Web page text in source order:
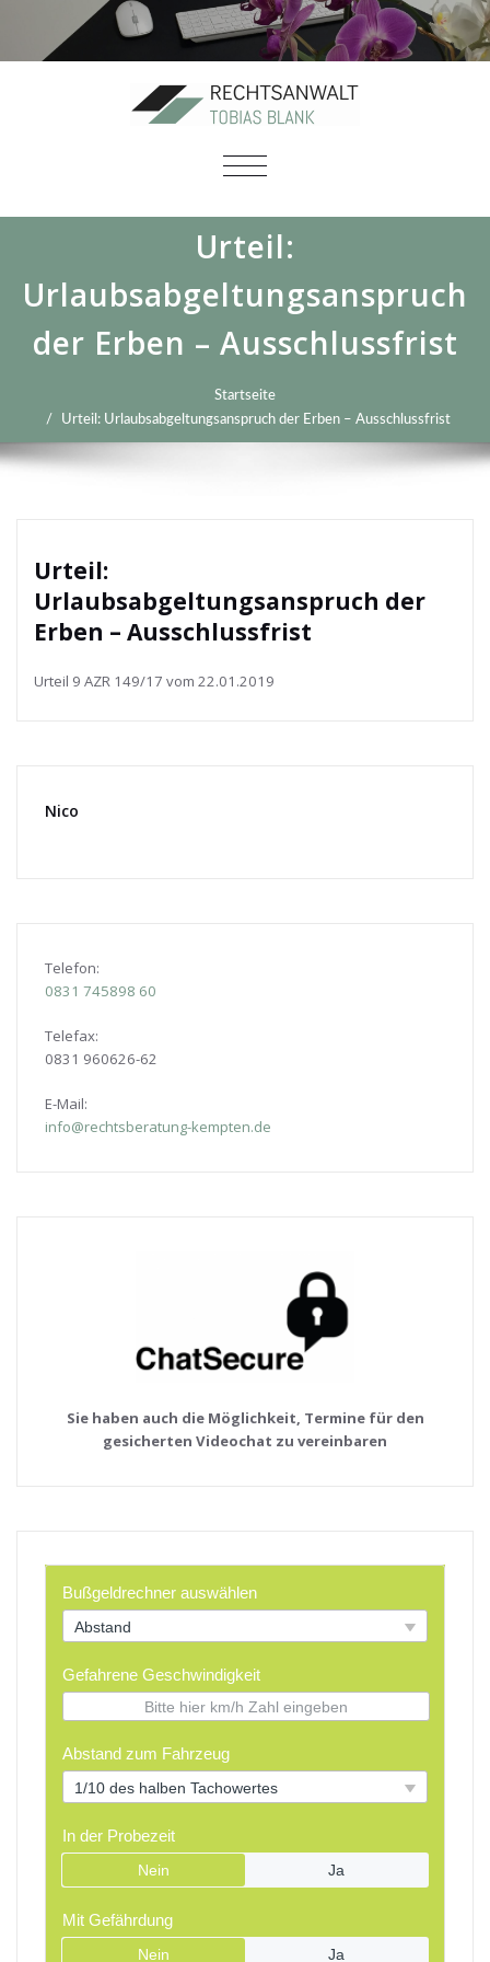
SCHALTE
Urteil:
Urlaubsabgeltungsanspruch
der Erben – Ausschlussfrist
Startseite
Urteil: Urlaubsabgeltungsanspruch der Erben – Ausschlussfrist
Urteil:
Urlaubsabgeltungsanspruch der
Erben – Ausschlussfrist
Urteil 9 AZR 149/17 vom 22.01.2019
Nico
Telefon:
0831 745898 60
Telefax:
0831 960626-62
E-Mail:
info@rechtsberatung-kempten.de
Sie haben auch die Möglichkeit, Termine für den
gesicherten Videochat zu vereinbaren